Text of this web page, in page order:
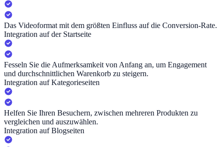
Das Videoformat mit dem größten Einfluss auf die Conversion-Rate.
Integration auf der Startseite
Fesseln Sie die Aufmerksamkeit von Anfang an, um Engagement
und durchschnittlichen Warenkorb zu steigern.
Integration auf Kategorieseiten
Helfen Sie Ihren Besuchern, zwischen mehreren Produkten zu
vergleichen und auszuwählen.
Integration auf Blogseiten